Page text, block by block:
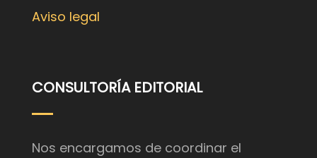
Aviso legal
CONSULTORÍA EDITORIAL
Nos encargamos de coordinar el